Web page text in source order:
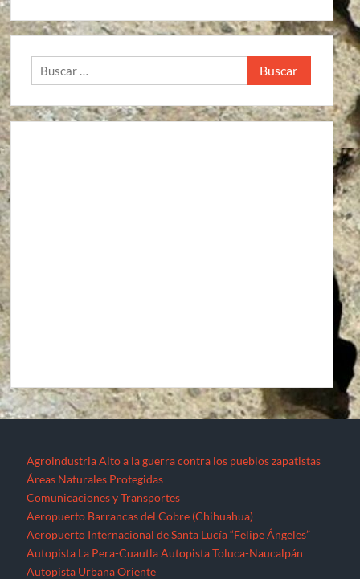
Buscar:
Agroindustria Alto a la guerra contra los pueblos zapatistas
Áreas Naturales Protegidas
Comunicaciones y Transportes
Aeropuerto Barrancas del Cobre (Chihuahua)
Aeropuerto Internacional de Santa Lucía “Felipe Ángeles”
Autopista La Pera-Cuautla Autopista Toluca-Naucalpán
Autopista Urbana Oriente